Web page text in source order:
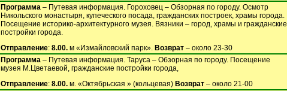
Программа – Путевая информация. Гороховец – Обзорная по городу. Осмотр
Никольского монастыря, купеческого посада, гражданских построек, храмы города.
Посещение историко-архитектурного музея. Вязники – город, храмы и гражданские
постройки города.
Отправление: 8.00. м «Измайловский парк». Возврат – около 23-30
Программа – Путевая информация. Таруса – Обзорная по городу. Посещение
музея М.Цветаевой, гражданские постройки города,
Отправление: 8.00. м. «Октябрьская » (кольцевая) Возврат – около 21-00